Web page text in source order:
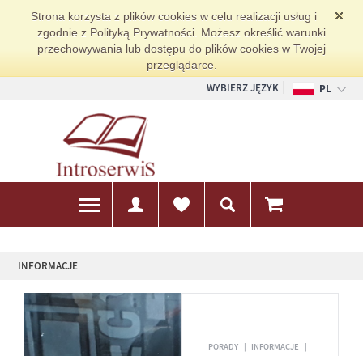
Strona korzysta z plików cookies w celu realizacji usług i
zgodnie z Polityką Prywatności. Możesz określić warunki
przechowywania lub dostępu do plików cookies w Twojej
przeglądarce.
WYBIERZ JĘZYK
PL
INFORMACJE
PORADY
INFORMACJE